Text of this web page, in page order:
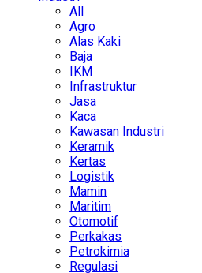
All
Agro
Alas Kaki
Baja
IKM
Infrastruktur
Jasa
Kaca
Kawasan Industri
Keramik
Kertas
Logistik
Mamin
Maritim
Otomotif
Perkakas
Petrokimia
Regulasi